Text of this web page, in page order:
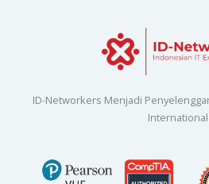
ID-Networkers Menjadi
International